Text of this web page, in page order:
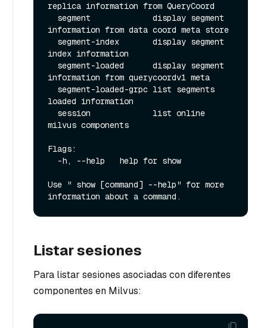
replica information from QueryCoord
information from data coord meta store
index information
information from querycoordv1 meta
loaded information
milvus components
Flags:
Use " show [command] --help" for more
Listar sesiones
Para listar sesiones asociadas con diferentes
componentes en Milvus: